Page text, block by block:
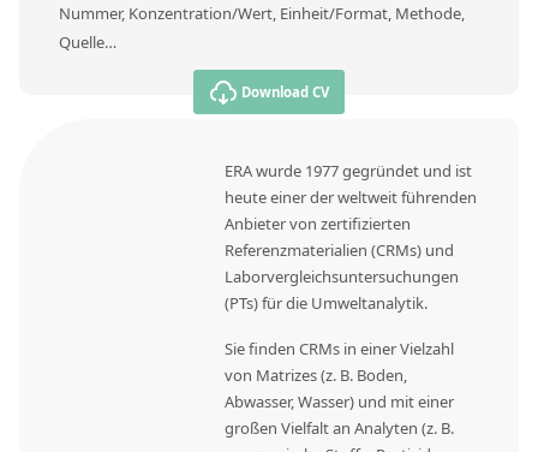
Nummer, Konzentration/Wert, Einheit/Format, Methode,
Quelle…
Download CV
ERA wurde 1977 gegründet und ist
heute einer der weltweit führenden
Anbieter von zertifizierten
Referenzmaterialien (CRMs) und
Laborvergleichsuntersuchungen
(PTs) für die Umweltanalytik.
Sie finden CRMs in einer Vielzahl
von Matrizes (z. B. Boden,
Abwasser, Wasser) und mit einer
großen Vielfalt an Analyten (z. B.